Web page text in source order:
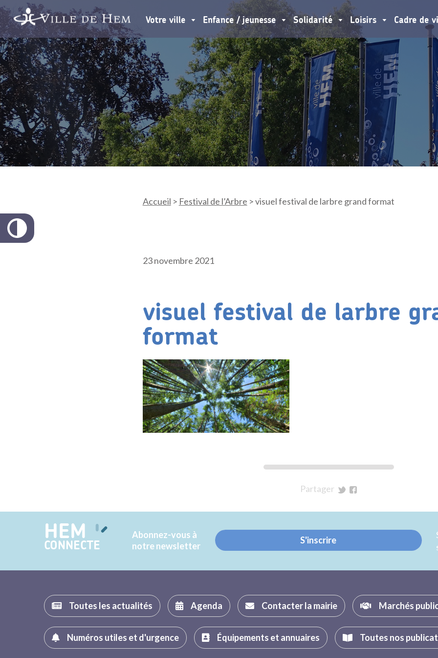
Votre ville Enfance / jeunesse Solidarité Loisirs Cadre de
Accueil > Festival de l’Arbre >visuel festival de larbre grand format
23 novembre 2021
visuel festival de larbre
format
Partager
Twitter
Facebook
HEM
CONNECTE
Abonnez-vous à
notre newsletter
S'inscrire
Toutes les actualités Agenda Contacter la mairie Marchés
Numéros utiles et d'urgence Équipements et annuaires Toutes nos